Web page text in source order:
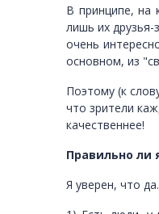
В принципе, на
лишь их
очень
основном, из
Поэтому (к
что зрители
качественнее!
Правильно ли
Я уверен, что да.